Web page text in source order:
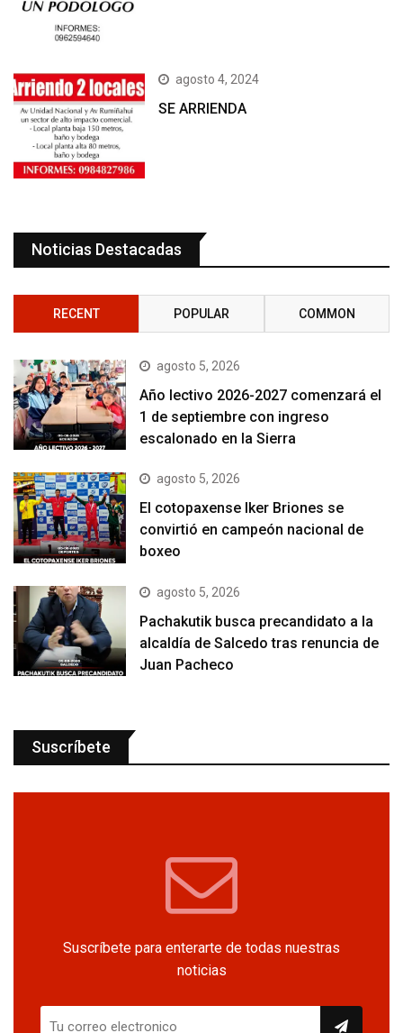
agosto 4, 2024
SE ARRIENDA
Noticias Destacadas
RECENT POPULAR COMMON
agosto 5, 2026
Año lectivo 2026-2027 comenzará el
1 de septiembre con ingreso
escalonado en la Sierra
agosto 5, 2026
El cotopaxense Iker Briones se
convirtió en campeón nacional de
boxeo
agosto 5, 2026
Pachakutik busca precandidato a la
alcaldía de Salcedo tras renuncia de
Juan Pacheco
Suscríbete
Suscríbete para enterarte de todas nuestras
noticias